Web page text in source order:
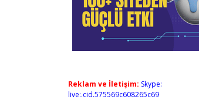
Reklam ve İletişim: Skype:
live:.cid.575569c608265c69